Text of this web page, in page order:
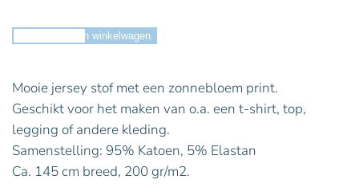
Toevoegen aan winkelwagen
Mooie jersey stof met een zonnebloem print.
Geschikt voor het maken van o.a. een t-shirt, top,
legging of andere kleding.
Samenstelling: 95% Katoen, 5% Elastan
Ca. 145 cm breed, 200 gr/m2.